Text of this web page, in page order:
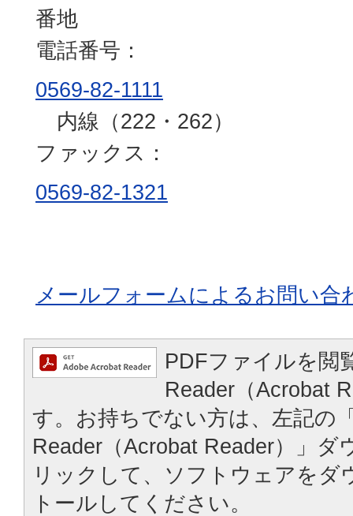
番地
電話番号：
0569-82-1111
内線（222・262）
ファックス：
0569-82-1321
メールフォームによるお問い合
PDFファイルを閲
Reader（Acrobat
す。お持ちでない方は、左記の
Reader（Acrobat Reader）」ダ
リックして、ソフトウェアをダ
トールしてください。